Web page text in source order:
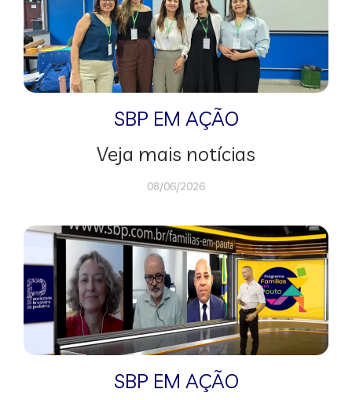
SBP EM AÇÃO
Veja mais notícias
08/06/2026
SBP EM AÇÃO